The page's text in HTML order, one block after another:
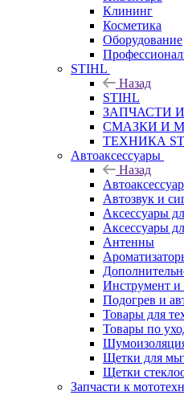
Клининг
Косметика
Оборудование
STIHL
Назад
STIHL
ЗАПЧАСТИ
СМАЗКИ И
ТЕХНИКА
Автоаксессуары
Назад
Автозвук и
Аксессуары
Аксессуары
Антенны
Инструмент и
Подогрев и
Товары для
Товары по
Щетки для
Щетки
Запчасти к